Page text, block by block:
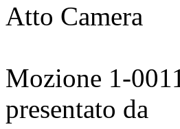
Atto Camera
Mozione 1-
presentato da